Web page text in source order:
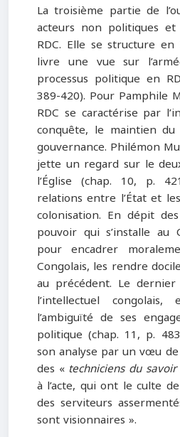
La troisième partie de
acteurs non politiques
RDC. Elle se structure
livre une vue sur
processus politique en
389-420). Pour Pamphile
RDC se caractérise par
conquête, le maintien
gouvernance. Philémon
jette un regard sur le
l’Église (chap. 10, p.
relations entre l’État et
colonisation. En dépit
pouvoir qui s’installe au
pour encadrer
Congolais, les rendre
au précédent. Le
l’intellectuel
l’ambiguïté de ses
politique (chap. 11, p.
son analyse par un vœu
des « techniciens du savoir
à l’acte, qui ont le culte
des serviteurs
sont visionnaires ».